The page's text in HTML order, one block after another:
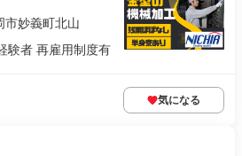
市妙義町北山
験者 再雇用制度有
気になる